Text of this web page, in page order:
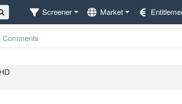
Screener Market
Comments
Pro A+